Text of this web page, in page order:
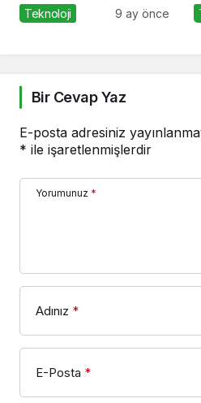
Teknoloji 9 ay önce
Bir Cevap Yaz
E-posta adresiniz
* ile işaretlenmişlerdir
Yorumunuz *
Adınız *
E-Posta *